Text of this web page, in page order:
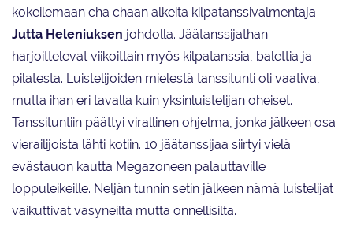
kokeilemaan cha chaan alkeita kilpatanssivalmentaja
Jutta Heleniuksen johdolla. Jäätanssijathan
harjoittelevat viikoittain myös kilpatanssia, balettia ja
pilatesta. Luistelijoiden mielestä tanssitunti oli vaativa,
mutta ihan eri tavalla kuin yksinluistelijan oheiset.
Tanssituntiin päättyi virallinen ohjelma, jonka jälkeen osa
vierailijoista lähti kotiin. 10 jäätanssijaa siirtyi vielä
evästauon kautta Megazoneen palauttaville
loppuleikeille. Neljän tunnin setin jälkeen nämä luistelijat
vaikuttivat väsyneiltä mutta onnellisilta.